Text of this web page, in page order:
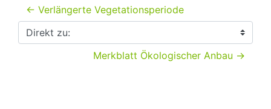
← Verlängerte Vegetationsperiode
Direkt zu:
Merkblatt Ökologischer Anbau →